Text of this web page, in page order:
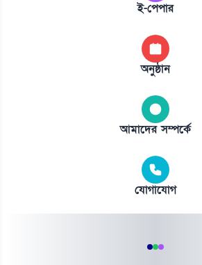
ই-পেপার
অনুষ্ঠান
আমাদের সম্পর্কে
যোগাযোগ